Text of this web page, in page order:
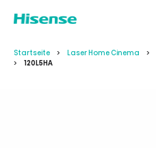
Startseite Laser Home Cinema
120L5HA